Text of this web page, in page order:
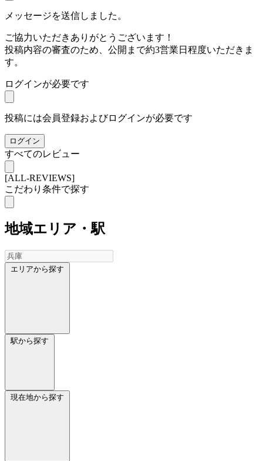
メッセージを送信しました。
ご協力いただきありがとうございます！
投稿内容の審査のため、公開まで約3営業日程度いただきま
す。
ログインが必要です
投稿には会員登録およびログインが必要です
ログイン
すべてのレビュー
[ALL-REVIEWS]
こだわり条件で探す
地域エリア・駅
エリアから探す
駅から探す
現在地から探す